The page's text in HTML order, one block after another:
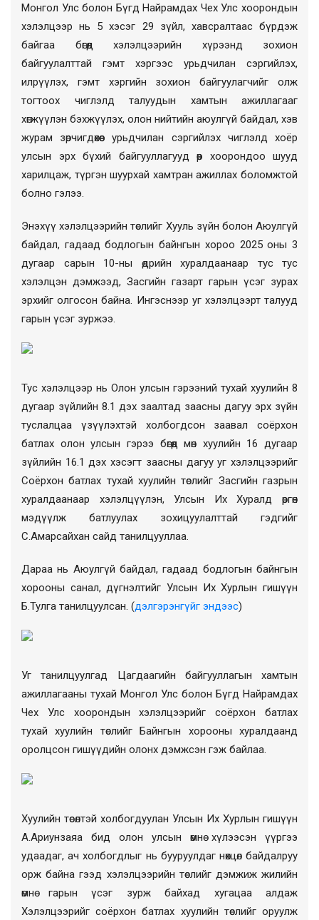
Монгол Улс болон Бүгд Найрамдах Чех Улс хоорондын
хэлэлцээр нь 5 хэсэг 29 зүйл, хавсралтаас бүрдэж
байгаа бөгөөд хэлэлцээрийн хүрээнд зохион
байгуулалттай гэмт хэргээс урьдчилан сэргийлэх,
илрүүлэх, гэмт хэргийн зохион байгуулагчийг олж
тогтоох чиглэлд талуудын хамтын ажиллагааг
хөгжүүлэн бэхжүүлэх, олон нийтийн аюулгүй байдал, хэв
журам зөрчигдөхөөс урьдчилан сэргийлэх чиглэлд хоёр
улсын эрх бүхий байгууллагууд өөр хоорондоо шууд
харилцаж, түргэн шуурхай хамтран ажиллах боломжтой
болно гэлээ.
Энэхүү хэлэлцээрийн төслийг Хууль зүйн болон Аюулгүй
байдал, гадаад бодлогын байнгын хороо 2025 оны 3
дугаар сарын 10-ны өдрийн хуралдаанаар тус тус
хэлэлцэн дэмжээд, Засгийн газарт гарын үсэг зурах
эрхийг олгосон байна. Ингэснээр уг хэлэлцээрт талууд
гарын үсэг зуржээ.
Тус хэлэлцээр нь Олон улсын гэрээний тухай хуулийн 8
дугаар зүйлийн 8.1 дэх заалтад заасны дагуу эрх зүйн
туслалцаа үзүүлэхтэй холбогдсон заавал соёрхон
батлах олон улсын гэрээ бөгөөд мөн хуулийн 16 дугаар
зүйлийн 16.1 дэх хэсэгт заасны дагуу уг хэлэлцээрийг
Соёрхон батлах тухай хуулийн төслийг Засгийн газрын
хуралдаанаар хэлэлцүүлэн, Улсын Их Хуралд өргөн
мэдүүлж батлуулах зохицуулалттай гэдгийг
С.Амарсайхан сайд танилцууллаа.
Дараа нь Аюулгүй байдал, гадаад бодлогын байнгын
хорооны санал, дүгнэлтийг Улсын Их Хурлын гишүүн
Б.Тулга танилцуулсан. (дэлгэрэнгүйг эндээс)
Уг танилцуулгад Цагдаагийн байгууллагын хамтын
ажиллагааны тухай Монгол Улс болон Бүгд Найрамдах
Чех Улс хоорондын хэлэлцээрийг соёрхон батлах
тухай хуулийн төслийгБайнгын хорооны хуралдаанд
оролцсон гишүүдийн олонх дэмжсэн гэж байлаа.
Хуулийн төсөлтэй холбогдуулан Улсын Их Хурлын гишүүн
А.Ариунзаяа бид олон улсын өмнө хүлээсэн үүргээ
удаадаг, ач холбогдлыг нь бууруулдаг нөхцөл байдалруу
орж байна гээд хэлэлцээрийн төслийг дэмжиж жилийн
өмнө гарын үсэг зурж байхад хугацаа алдаж
Хэлэлцээрийг соёрхон батлах хуулийн төслийг оруулж